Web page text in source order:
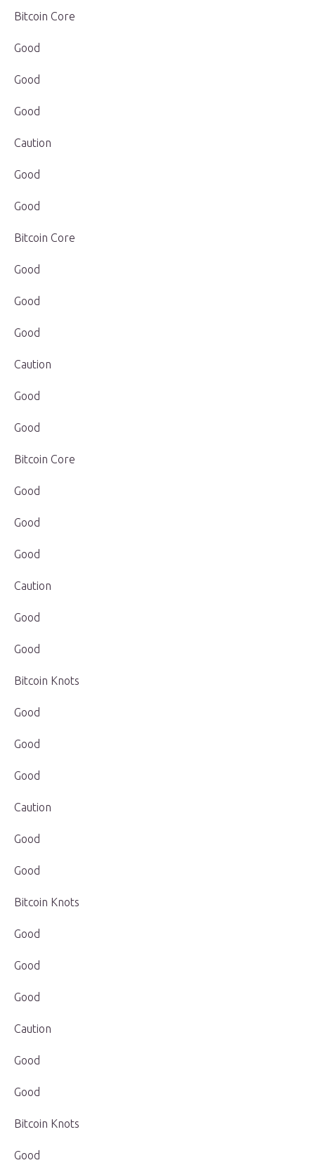
Bitcoin Core
Good
Good
Good
Caution
Good
Good
Bitcoin Core
Good
Good
Good
Caution
Good
Good
Bitcoin Core
Good
Good
Good
Caution
Good
Good
Bitcoin Knots
Good
Good
Good
Caution
Good
Good
Bitcoin Knots
Good
Good
Good
Caution
Good
Good
Bitcoin Knots
Good